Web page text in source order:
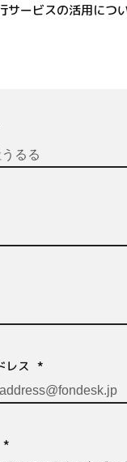
サービスの活用につ
レス *
*